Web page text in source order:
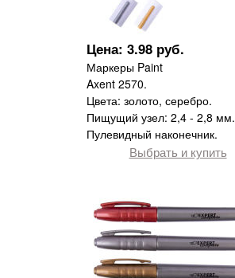
Цена: 3.98 руб.
Маркеры Paint
Axent 2570.
Цвета: золото, серебро.
Пищущий узел: 2,4 - 2,8 мм.
Пулевидный наконечник.
Выбрать и купить